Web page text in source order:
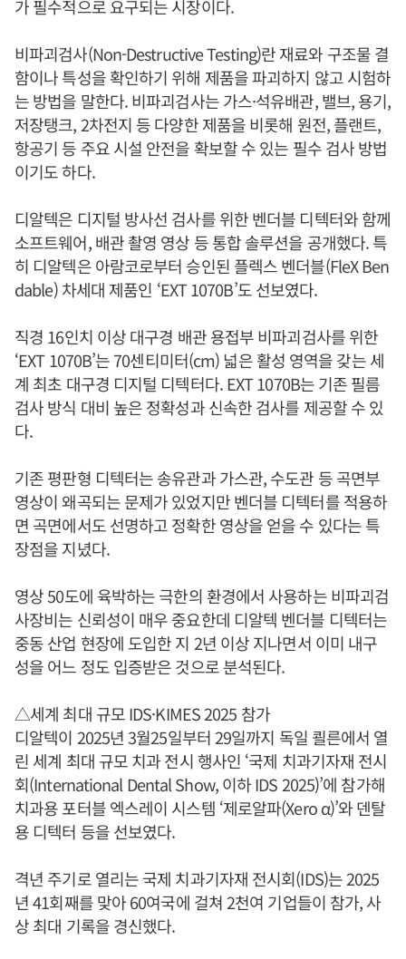
가 필수적으로 요구되는 시장이다.
비파괴검사(Non-Destructive Testing)란 재료와 구조물 결
함이나 특성을 확인하기 위해 제품을 파괴하지 않고 시험하
는 방법을 말한다. 비파괴검사는 가스·석유배관, 밸브, 용기,
저장탱크, 2차전지 등 다양한 제품을 비롯해 원전, 플랜트,
항공기 등 주요 시설 안전을 확보할 수 있는 필수 검사 방법
이기도 하다.
디알텍은 디지털 방사선 검사를 위한 벤더블 디텍터와 함께
소프트웨어, 배관 촬영 영상 등 통합 솔루션을 공개했다. 특
히 디알텍은 아람코로부터 승인된 플렉스 벤더블(FleX Ben
dable) 차세대 제품인 ‘EXT 1070B’도 선보였다.
직경 16인치 이상 대구경 배관 용접부 비파괴검사를 위한
‘EXT 1070B’는 70센티미터(cm) 넓은 활성 영역을 갖는 세
계 최초 대구경 디지털 디텍터다. EXT 1070B는 기존 필름
검사 방식 대비 높은 정확성과 신속한 검사를 제공할 수 있
다.
기존 평판형 디텍터는 송유관과 가스관, 수도관 등 곡면부
영상이 왜곡되는 문제가 있었지만 벤더블 디텍터를 적용하
면 곡면에서도 선명하고 정확한 영상을 얻을 수 있다는 특
장점을 지녔다.
영상 50도에 육박하는 극한의 환경에서 사용하는 비파괴검
사장비는 신뢰성이 매우 중요한데 디알텍 벤더블 디텍터는
중동 산업 현장에 도입한 지 2년 이상 지나면서 이미 내구
성을 어느 정도 입증받은 것으로 분석된다.
△세계 최대 규모 IDS·KIMES 2025 참가
디알텍이 2025년 3월25일부터 29일까지 독일 쾰른에서 열
린 세계 최대 규모 치과 전시 행사인 ‘국제 치과기자재 전시
회(International Dental Show, 이하 IDS 2025)’에 참가해
치과용 포터블 엑스레이 시스템 ‘제로알파(Xero α)’와 덴탈
용 디텍터 등을 선보였다.
격년 주기로 열리는 국제 치과기자재 전시회(IDS)는 2025
년 41회째를 맞아 60여국에 걸쳐 2천여 기업들이 참가, 사
상 최대 기록을 경신했다.